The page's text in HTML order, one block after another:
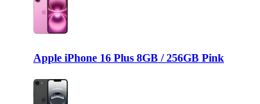
Apple iPhone 16 Plus 8GB / 256GB Pink